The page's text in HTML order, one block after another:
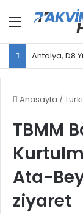
Menü
Antalya, D8
Anasayfa /
TBMM
Ata-
ziyaret